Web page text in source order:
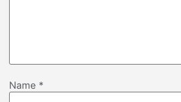
Name *